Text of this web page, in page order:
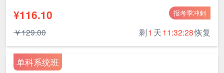
报考季冲刺
¥116.10
￥129.00 剩1 天11:32:27恢复
单科系统班